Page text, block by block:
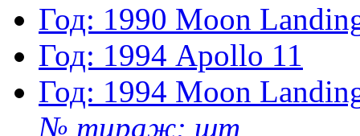
Год: 1990 Moon
Год: 1994 Apollo 11
Год: 1994 Moon
№ тираж: шт